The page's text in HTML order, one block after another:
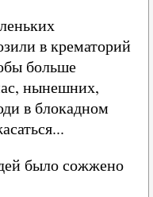
в крематорий
больше
нынешних,
в блокадном
было сожжено